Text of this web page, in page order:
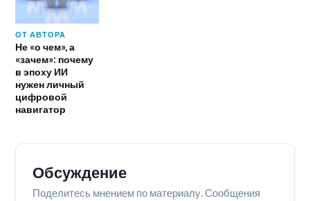
ОТ АВТОРА
Не «о чем», а
«зачем»: почему
в эпоху ИИ
нужен личный
цифровой
навигатор
Обсуждение
Поделитесь мнением по материалу. Сообщения